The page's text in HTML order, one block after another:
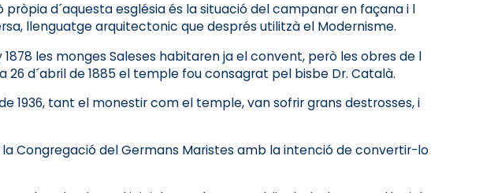
d´aquesta església és la situació del campanar en façana i l
llenguatge arquitectonic que després utilitzà el Modernisme.
les monges Saleses habitaren ja el convent, però les obres de l
26 d´abril de 1885 el temple fou consagrat pel bisbe Dr. Català.
1936, tant el monestir com el temple, van sofrir grans destrosses, i
Congregació del Germans Maristes amb la intenció de convertir-lo